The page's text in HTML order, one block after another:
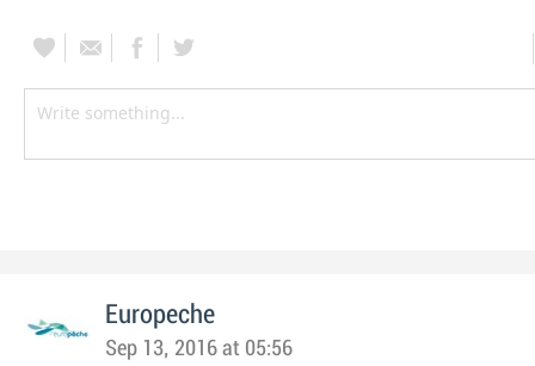
Europeche
Sep 13, 2016 at 05:56